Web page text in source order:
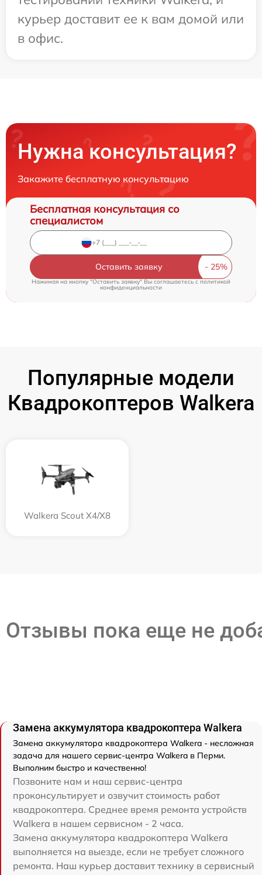
курьер доставит ее к вам домой или
в офис.
Нужна консультация?
Закажите бесплатную консультацию
Бесплатная консультация со
специалистом
Оставить заявку
Нажимая на кнопку "Оставить заявку" Вы соглашаетесь cполитикой
конфиденциальности
Популярные модели
Квадрокоптеров Walkera
Walkera Scout X4/X8
Отзывы пока еще не
Замена аккумулятора квадрокоптера Walkera
Замена аккумулятора квадрокоптера Walkera - несложная
задача для нашего сервис-центра Walkera в Перми.
Выполним быстро и качественно!
Позвоните нам и наш сервис-центра
проконсультирует и озвучит стоимость работ
квадрокоптера. Среднее время ремонта устройств
Walkera в нашем сервисном - 2 часа.
Замена аккумулятора квадрокоптера Walkera
выполняется на выезде, если не требует сложного
ремонта. Наш курьер доставит технику в сервисный